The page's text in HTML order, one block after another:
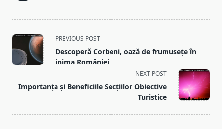
<span
class="nav-
subtitle
reader-
PREVIOUS POST
Descoperă Corbeni, oază de frumusețe în
inima României
NEXT POST
Importanța și Beneficiile Secțiilor Obiective
Turistice